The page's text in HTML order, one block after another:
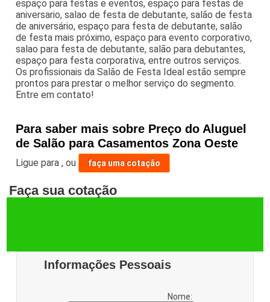
espaço para festas e eventos, espaço para festas de
aniversario, salao de festa de debutante, salão de festa
de aniversário, espaço para festa de debutante, salão
de festa mais próximo, espaço para evento corporativo,
salao para festa de debutante, salão para debutantes,
espaço para festa corporativa, entre outros serviços.
Os profissionais da Salão de Festa Ideal estão sempre
prontos para prestar o melhor serviço do segmento.
Entre em contato!
Para saber mais sobre Preço do Aluguel
de Salão para Casamentos Zona Oeste
Ligue para,ou faça uma cotação
Faça sua cotação
Informações Pessoais
Nome: